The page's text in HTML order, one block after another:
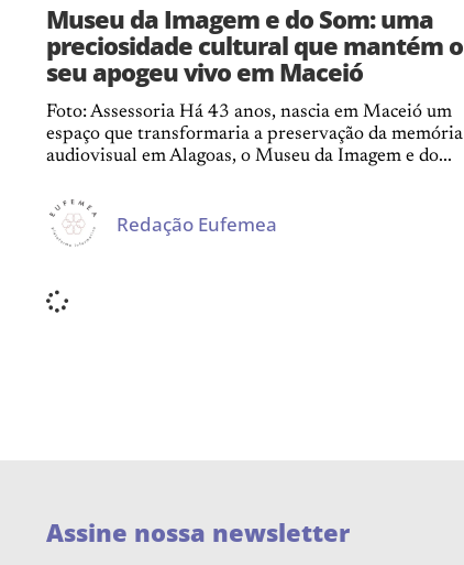
Museu da Imagem e do Som: uma
preciosidade cultural que mantém o
seu apogeu vivo em Maceió
Foto: Assessoria Há 43 anos, nascia em Maceió um
espaço que transformaria a preservação da memória
audiovisual em Alagoas, o Museu da Imagem e do...
Redação Eufemea
Assine nossa newsletter